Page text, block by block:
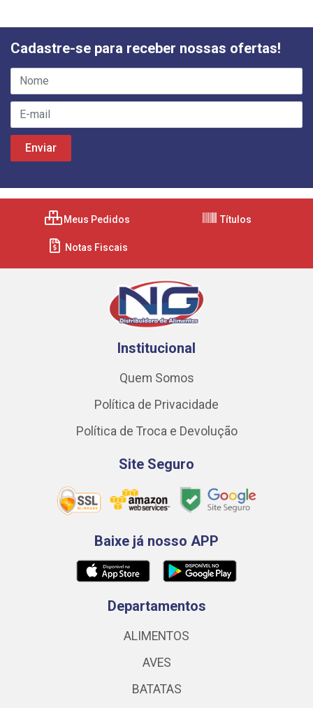
Cadastre-se para receber nossas ofertas!
Meus Pedidos Títulos
Notas Fiscais
Institucional
Quem Somos
Política de Privacidade
Política de Troca e Devolução
Site Seguro
Baixe já nosso APP
Departamentos
ALIMENTOS
AVES
BATATAS